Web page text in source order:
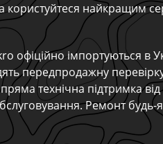
користуйтеся найкращим
офіційно імпортуються в
передпродажну
технічна підтримка
Ремонт будь-